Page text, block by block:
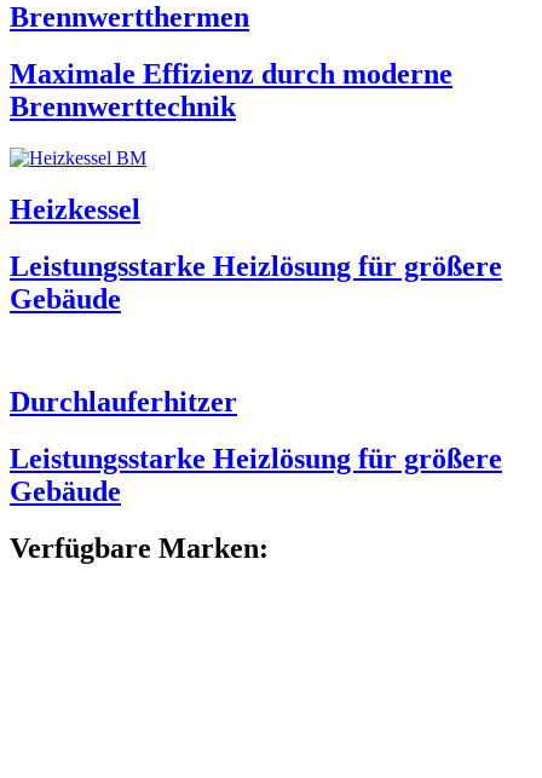
Brennwertthermen
Maximale Effizienz durch moderne
Brennwerttechnik
Heizkessel
Leistungsstarke Heizlösung für größere
Gebäude
Durchlauferhitzer
Leistungsstarke Heizlösung für größere
Gebäude
Verfügbare Marken: